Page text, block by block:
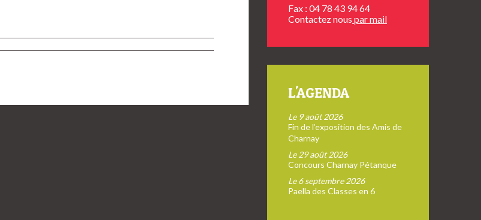
Fax : 04 78 43 94 64
Contactez nous par mail
L'AGENDA
Le 9 août 2026
Fin de l’exposition des Amis de
Charnay
Le 29 août 2026
Concours Charnay Pétanque
Le 6 septembre 2026
Paella des Classes en 6